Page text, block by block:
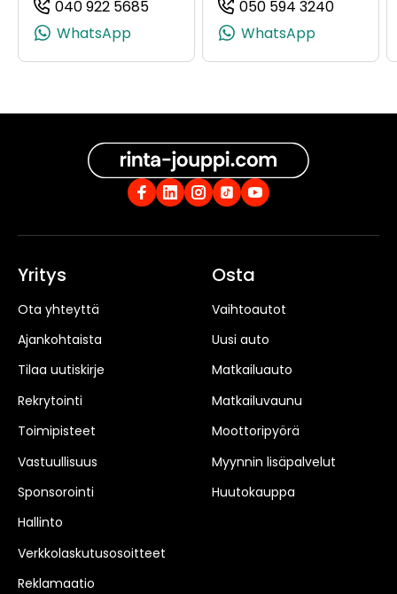
040 922 5685
(+358409225685, 0409225685,
WhatsApp
050 594 3240
WhatsApp
Yritys
Ota yhteyttä
Ajankohtaista
Tilaa uutiskirje
Rekrytointi
Toimipisteet
Vastuullisuus
Sponsorointi
Hallinto
Verkkolaskutusosoitteet
Reklamaatio
Osta
Vaihtoautot
Uusi auto
Matkailuauto
Matkailuvaunu
Moottoripyörä
Myynnin lisäpalvelut
Huutokauppa